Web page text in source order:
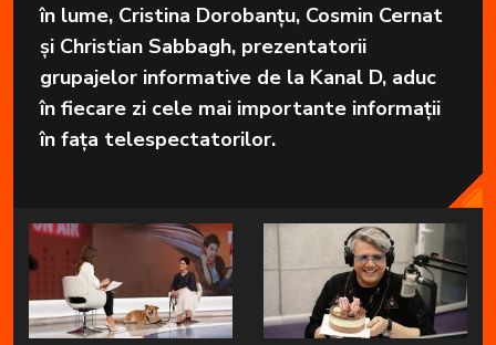
în lume, Cristina Dorobanțu, Cosmin Cernat
și Christian Sabbagh, prezentatorii
grupajelor informative de la Kanal D, aduc
în fiecare zi cele mai importante informații
în fața telespectatorilor.